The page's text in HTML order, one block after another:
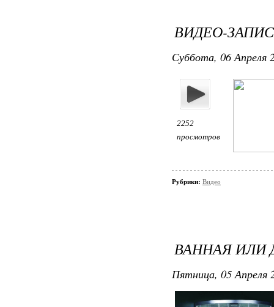
ВИДЕО-
Суббота, 06 Апреля
2252
просмотров
Рубрики: Видео
ВАННАЯ ИЛИ
Пятница, 05 Апреля